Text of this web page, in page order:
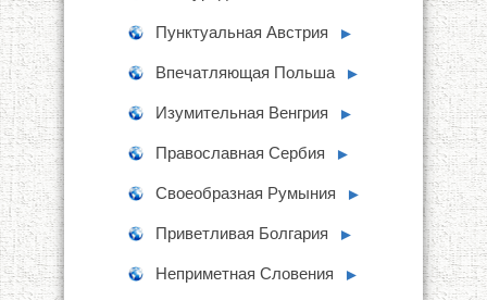
Пунктуальная Австрия ►
Впечатляющая Польша ►
Изумительная Венгрия ►
Православная Сербия ►
Своеобразная Румыния ►
Приветливая Болгария ►
Неприметная Словения ►